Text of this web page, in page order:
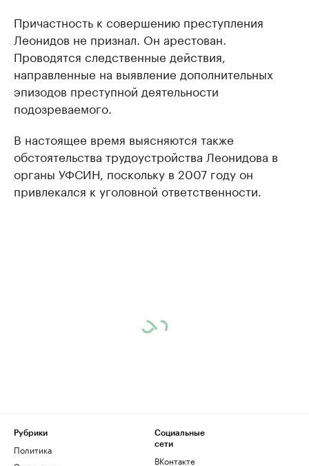
Причастность к совершению преступления
Леонидов не признал. Он арестован.
Проводятся следственные действия,
направленные на выявление дополнительных
эпизодов преступной деятельности
подозреваемого.
В настоящее время выясняются также
обстоятельства трудоустройства Леонидова в
органы УФСИН, поскольку в 2007 году он
привлекался к уголовной ответственности.
Рубрики
Политика
Социальные
сети
ВКонтакте